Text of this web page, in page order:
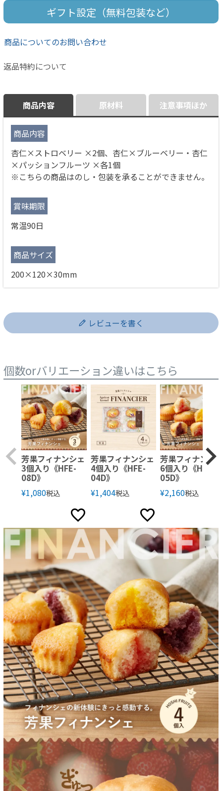
ギフト設定（無料包装など）
商品についてのお問い合わせ
返品特約について
商品内容
商品内容
杏仁×ストロベリー ×2個、杏仁×ブルーベリー・杏仁
×パッションフルーツ ×各1個
※こちらの商品はのし・包装を承ることができません。
賞味期限
常温90日
商品サイズ
200×120×30mm
原材料 注意事項ほか
レビューを書く
個数orバリエーション違いはこちら
芳果フィナンシェ
3個入り《HFE-
08D》
¥1,080税込
芳果フィナンシェ
4個入り《HFE-
04D》
¥1,404税込
芳果フィナンシ
6個入り《HFE-
05D》
¥2,160税込